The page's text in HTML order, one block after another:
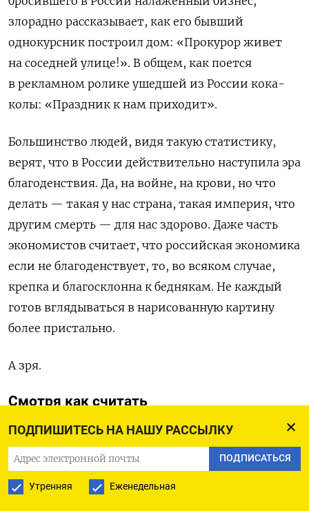
ПОДПИШИТЕСЬ НА НАШУ РАССЫЛКУ
ПОДПИСАТЬСЯ
Утренняя Еженедельная
злорадно рассказывает, как его бывший
однокурсник построил дом: «Прокурор живет
на соседней улице!». В общем, как поется
в рекламном ролике ушедшей из России кока-
колы: «Праздник к нам приходит».
Большинство людей, видя такую статистику,
верят, что в России действительно наступила эра
благоденствия. Да, на войне, на крови, но что
делать — такая у нас страна, такая империя, что
другим смерть — для нас здорово. Даже часть
экономистов считает, что российская экономика
если не благоденствует, то, во всяком случае,
крепка и благосклонна к беднякам. Не каждый
готов вглядываться в нарисованную картину
более пристально.
А зря.
Смотря как считать
Давайте начнем с Росстата. Зарплаты
действительно выросли. Но вот Институт
экономики РАН посмотрел, как изменялась
оплаты труда
относительно ВВП, и выяснил, что